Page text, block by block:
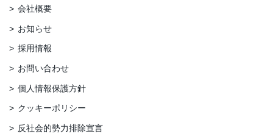
会社概要
お知らせ
採用情報
お問い合わせ
個人情報保護方針
クッキーポリシー
反社会的勢力排除宣言